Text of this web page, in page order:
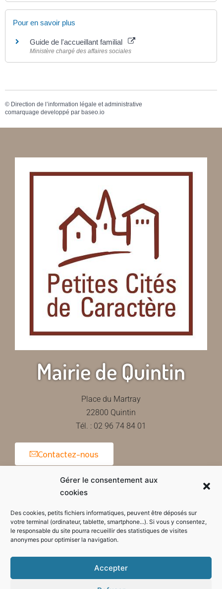
Gérer le consentement aux
cookies
Des cookies, petits fichiers informatiques, peuvent être déposés sur
votre terminal (ordinateur, tablette, smartphone...). Si vous y consentez,
le responsable du site pourra recueillir des statistiques de visites
anonymes pour optimiser la navigation.
Accepter
Pour en savoir plus
Guide de l'accueillant familial
Ministère chargé des affaires sociales
© Direction de l’information légale et administrative
comarquage developpé par baseo.io
Mairie de Quintin
Place du Martray
22800 Quintin
Tél. : 02 96 74 84 01
Contactez-nous
Horaires d'ouverture de la mairie